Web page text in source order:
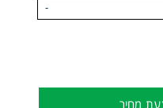
-
מחיר
דגם 562